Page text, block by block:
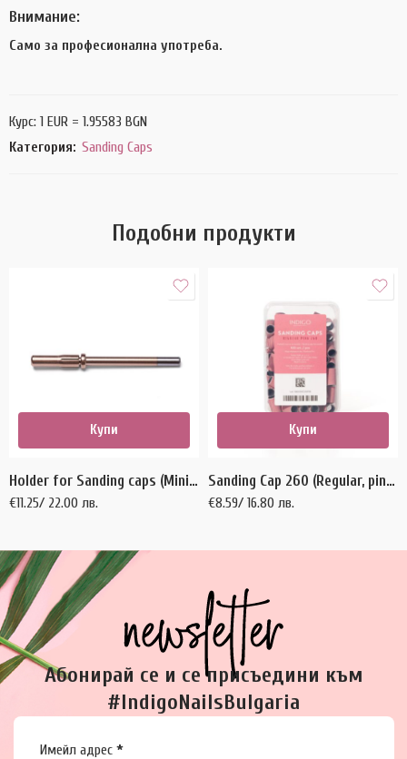
Внимание:
Само за професионална употреба.
Курс: 1 EUR = 1.95583 BGN
Категория: Sanding Caps
Подобни продукти
Купи
Holder for Sanding caps (Mini size) – 1 бр.
€11.25/ 22.00 лв.
Купи
Sanding Cap 260 (Regular, pink) – 100 бр.
€8.59/ 16.80 лв.
Абонирай се и се присъедини към
#IndigoNailsBulgaria
Section
Имейл адрес *